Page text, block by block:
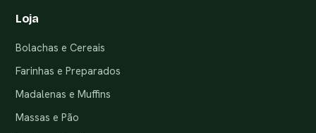
Loja
Bolachas e Cereais
Farinhas e Preparados
Madalenas e Muffins
Massas e Pão